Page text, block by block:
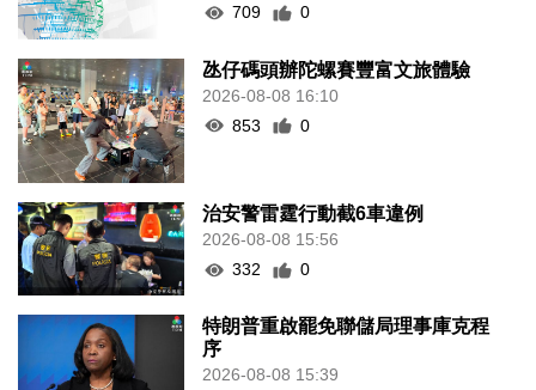
709
0
氹仔碼頭辦陀螺賽豐富文旅體驗
2026-08-08 16:10
853
0
治安警雷霆行動截6車違例
2026-08-08 15:56
332
0
特朗普重啟罷免聯儲局理事庫克程
序
2026-08-08 15:39